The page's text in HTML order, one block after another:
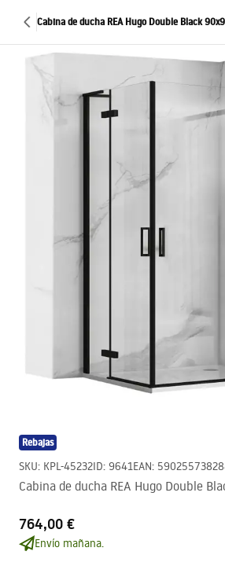
Cabina de ducha REA Hugo Double Black
Rebajas
SKU: KPL-45232ID: 9641EAN:
Cabina de ducha REA Hugo Double
764,00 €
Envío mañana.